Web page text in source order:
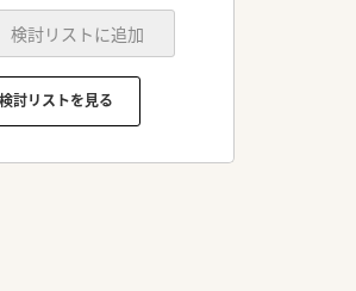
検討リストに追加
検討リストを見る